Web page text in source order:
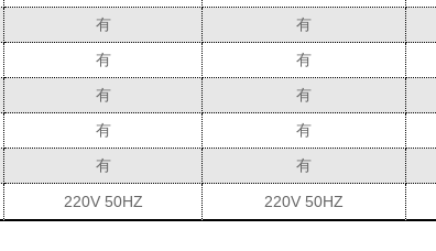
有 有
有 有
有 有
有 有
有 有
220V 50HZ 220V 50HZ